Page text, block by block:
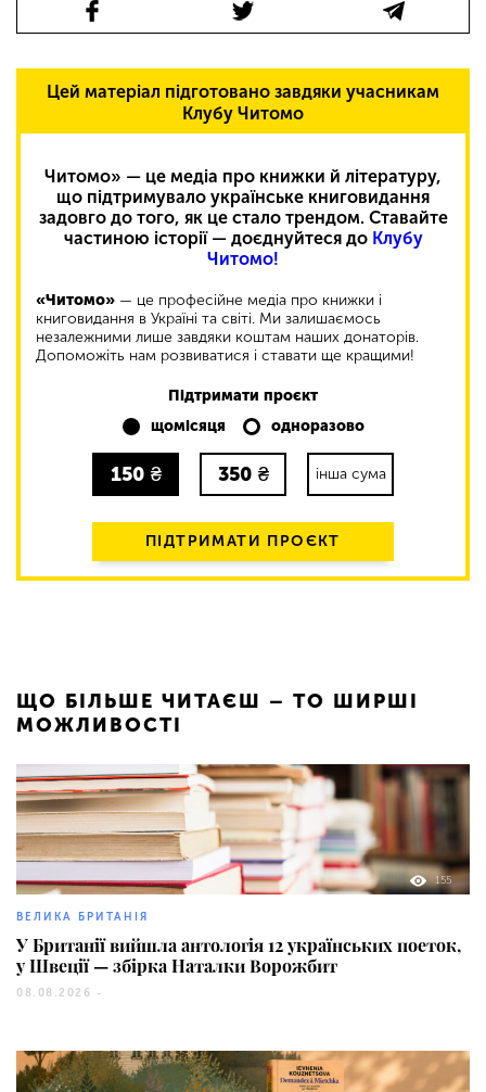
Цей матеріал підготовано завдяки учасникам
Клубу Читомо
Читомо» — це медіа про книжки й літературу,
що підтримувало українське книговидання
задовго до того, як це стало трендом. Ставайте
частиною історії — доєднуйтеся до Клубу
Читомо!
«Читомо» — це професійне медіа про книжки і
книговидання в Україні та світі. Ми залишаємось
незалежними лише завдяки коштам наших донаторів.
Допоможіть нам розвиватися і ставати ще кращими!
Підтримати проєкт
щомісяця
одноразово
150 ₴ 350 ₴ інша сума
ПІДТРИМАТИ ПРОЄКТ
ЩО БІЛЬШЕ ЧИТАЄШ – ТО ШИРШІ
МОЖЛИВОСТІ
155
ВЕЛИКА БРИТАНІЯ
У Британії вийшла антологія 12 українських поеток,
у Швеції — збірка Наталки Ворожбит
08.08.2026 -